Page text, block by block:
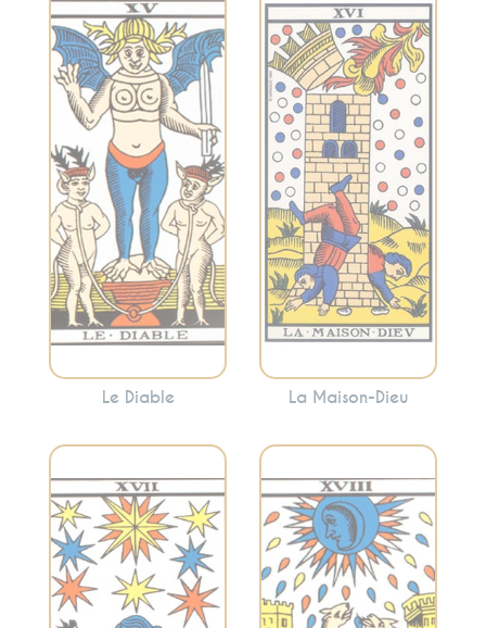
Symbolise les
désirs, les
tentations et les
attachements.
Cette carte peut
mettre en évidence
les aspects de votre
vie où vous vous
sentez piégé ou
enchaîné.
Le Diable
Représente la
destruction des
anciennes
structures, les
révélations
soudaines et la
libération. La
Maison-Dieu peut
indiquer des
changements
dramatiques mais
nécessaires.
La Maison-Dieu
Incarne l’espoir,
l’inspiration et la
spiritualité. L’Étoile
Évoque les
illusions, l’intuition
et les émotions
profondes. Cette